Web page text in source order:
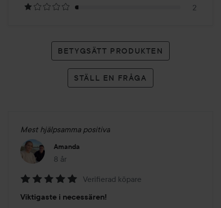
2
BETYGSÄTT PRODUKTEN
STÄLL EN FRÅGA
Mest hjälpsamma positiva
Amanda
8 år
Inlägget skapades 8 år
5
Verifierad köpare
Viktigaste i necessären!